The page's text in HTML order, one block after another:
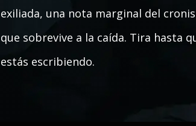
exiliada, una nota marginal del
que sobrevive a la caída. Tira hasta
estás escribiendo.